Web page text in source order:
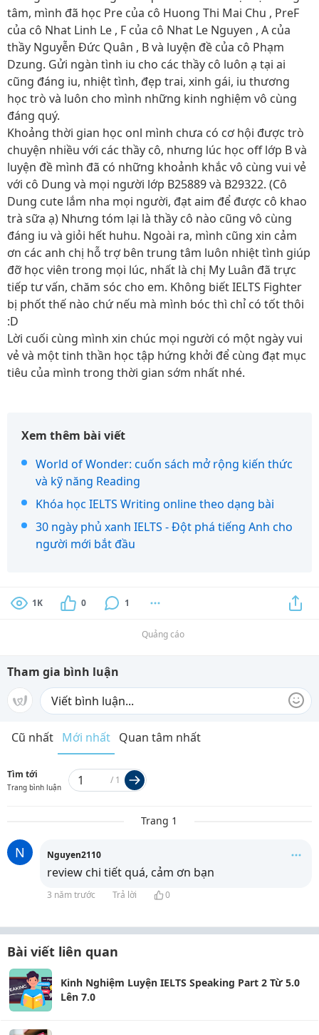
tâm, mình đã học Pre của cô Huong Thi Mai Chu , PreF
của cô Nhat Linh Le , F của cô Nhat Le Nguyen , A của
thầy Nguyễn Đức Quân , B và luyện đề của cô Phạm
Dzung. Gửi ngàn tình iu cho các thầy cô luôn ạ tại ai
cũng đáng iu, nhiệt tình, đẹp trai, xinh gái, iu thương
học trò và luôn cho mình những kinh nghiệm vô cùng
đáng quý.
Khoảng thời gian học onl mình chưa có cơ hội được trò
chuyện nhiều với các thầy cô, nhưng lúc học off lớp B và
luyện đề mình đã có những khoảnh khắc vô cùng vui vẻ
với cô Dung và mọi người lớp B25889 và B29322. (Cô
Dung cute lắm nha mọi người, đạt aim để được cô khao
trà sữa ạ) Nhưng tóm lại là thầy cô nào cũng vô cùng
đáng iu và giỏi hết huhu. Ngoài ra, mình cũng xin cảm
ơn các anh chị hỗ trợ bên trung tâm luôn nhiệt tình giúp
đỡ học viên trong mọi lúc, nhất là chị My Luân đã trực
tiếp tư vấn, chăm sóc cho em. Không biết IELTS Fighter
bị phốt thế nào chứ nếu mà mình bóc thì chỉ có tốt thôi
:D
Lời cuối cùng mình xin chúc mọi người có một ngày vui
vẻ và một tinh thần học tập hứng khởi để cùng đạt mục
tiêu của mình trong thời gian sớm nhất nhé.
Xem thêm bài viết
World of Wonder: cuốn sách mở rộng kiến thức
và kỹ năng Reading
Khóa học IELTS Writing online theo dạng bài
30 ngày phủ xanh IELTS - Đột phá tiếng Anh cho
người mới bắt đầu
1K 0 1
Quảng cáo
Tham gia bình luận
Cũ nhất Mới nhất Quan tâm nhất
Tìm tới
Trang bình luận
/ 1
Trang 1
N Nguyen2110
review chi tiết quá, cảm ơn bạn
3 năm trước Trả lời 0
Bài viết liên quan
Kinh Nghiệm Luyện IELTS Speaking Part 2 Từ 5.0
Lên 7.0